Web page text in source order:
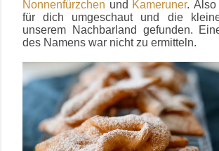
Nonnenfürzchen und Kameruner.Also
für dich umgeschaut und die
unserem Nachbarland gefunden.
des Namens war nicht zu ermitteln.